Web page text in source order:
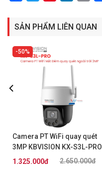
SẢN PHẨM LIÊN QUAN
50%
Camera PT WiFi quay quét
3MP KBVISION KX-S3L-PRO
2.650.000đ
1.325.000đ